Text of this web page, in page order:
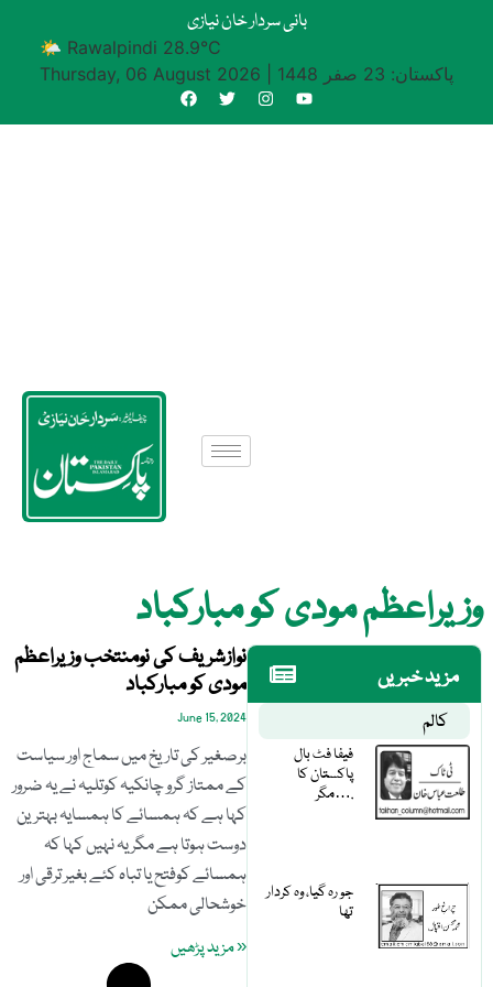
بانی سردار خان نیازی
🌤 Rawalpindi 28.9°C
Thursday, 06 August 2026
پاکستان: 23 صفر 1448
وزیراعظم مودی کو مبارکباد
مزید خبریں
کالم
فیفا فٹ بال
پاکستان کا
مگر….
جو رہ گیا، وہ کردار
تھا
نوازشریف کی نومنتخب وزیراعظم
مودی کو مبارکباد
June 15, 2024
برصغیر کی تاریخ میں سماج اور سیاست
کے ممتاز گرو چانکیہ کوتلیہ نے یہ ضرور
کہا ہے کہ ہمسائے کا ہمسایہ بہترین
دوست ہوتا ہے مگر یہ نہیں کہا کہ
ہمسائے کوفتح یا تباہ کئے بغیر ترقی اور
خوشحالی ممکن
« مزید پڑھیں